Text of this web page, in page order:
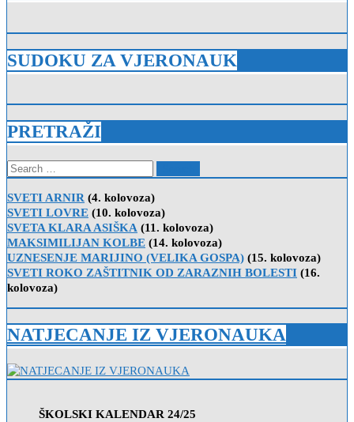
SUDOKU ZA VJERONAUK
PRETRAŽI
Search
for:
SVETI ARNIR (4. kolovoza)
SVETI LOVRE (10. kolovoza)
SVETA KLARA ASIŠKA (11. kolovoza)
MAKSIMILIJAN KOLBE (14. kolovoza)
UZNESENJE MARIJINO (VELIKA GOSPA) (15. kolovoza)
SVETI ROKO ZAŠTITNIK OD ZARAZNIH BOLESTI (16.
kolovoza)
NATJECANJE IZ VJERONAUKA
ŠKOLSKI KALENDAR 24/25